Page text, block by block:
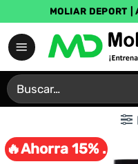
al
contenido
MOLIAR DEPORT |
Buscar
por:
🔥Ahorra 15% .